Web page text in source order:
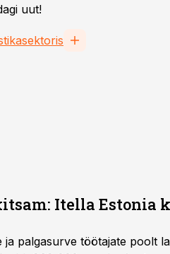
uut!
Itella Estonia
palgasurve töötajate poolt